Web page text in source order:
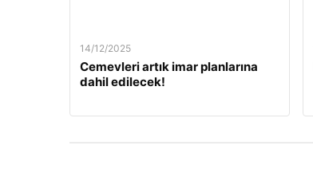
14/12/2025
Cemevleri artık imar planlarına
dahil edilecek!